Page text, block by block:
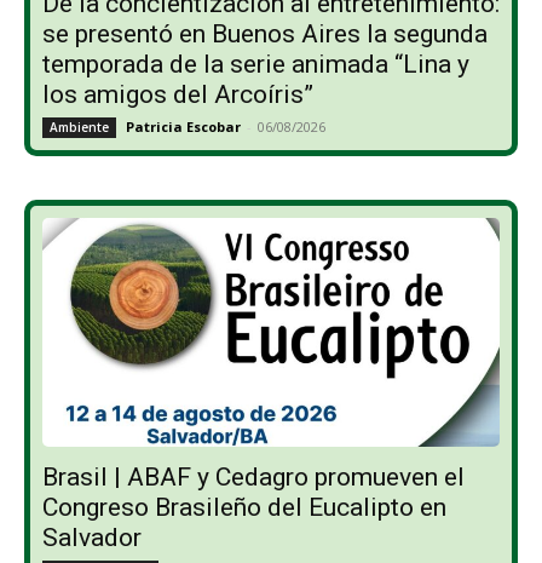
se presentó en Buenos Aires la segunda
temporada de la serie animada “Lina y
los amigos del Arcoíris”
Ambiente Patricia Escobar - 06/08/2026
Brasil | ABAF y Cedagro promueven el
Congreso Brasileño del Eucalipto en
Salvador